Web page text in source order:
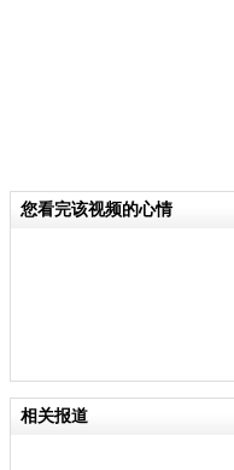
您看完该视频的心情
相关报道